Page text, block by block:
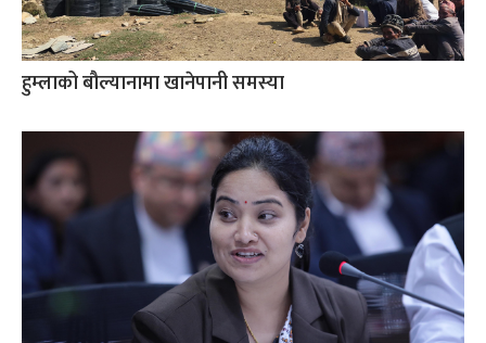
हुम्लाको बौल्यानामा खानेपानी समस्या